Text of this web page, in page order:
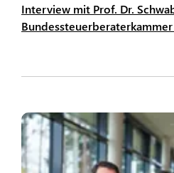
Interview mit Prof. Dr.
Bundessteuerberaterkammer